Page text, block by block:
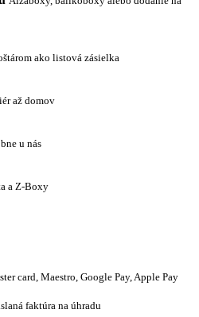
ako listová zásielka
až domov
u nás
a Z-Boxy
card, Maestro, Google Pay, Apple Pay
faktúra na úhradu